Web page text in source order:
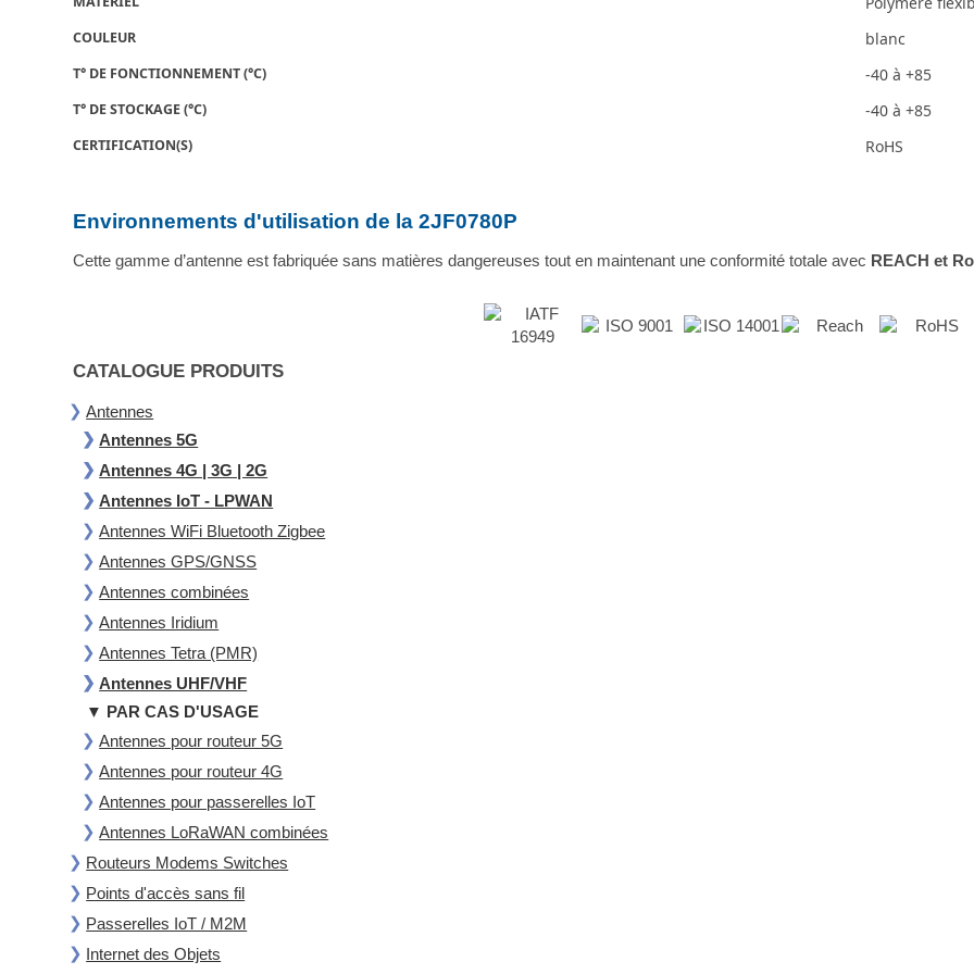
COULEUR blanc
T° DE FONCTIONNEMENT (°C) -40 à +85
T° DE STOCKAGE (°C) -40 à +85
CERTIFICATION(S) RoHS
Environnements d'utilisation de la 2JF0780P
Cette gamme d’antenne est fabriquée sans matières dangereuses tout en maintenant une conformité totale avec REACH et
CATALOGUE PRODUITS
Antennes
Antennes 5G
Antennes 4G | 3G | 2G
Antennes IoT - LPWAN
Antennes WiFi Bluetooth Zigbee
Antennes GPS/GNSS
Antennes combinées
Antennes Iridium
Antennes Tetra (PMR)
Antennes UHF/VHF
▼ PAR CAS D'USAGE
Antennes pour routeur 5G
Antennes pour routeur 4G
Antennes pour passerelles IoT
Antennes LoRaWAN combinées
Routeurs Modems Switches
Points d'accès sans fil
Passerelles IoT / M2M
Internet des Objets